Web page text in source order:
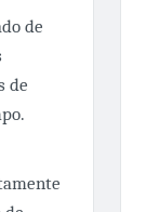
de
de